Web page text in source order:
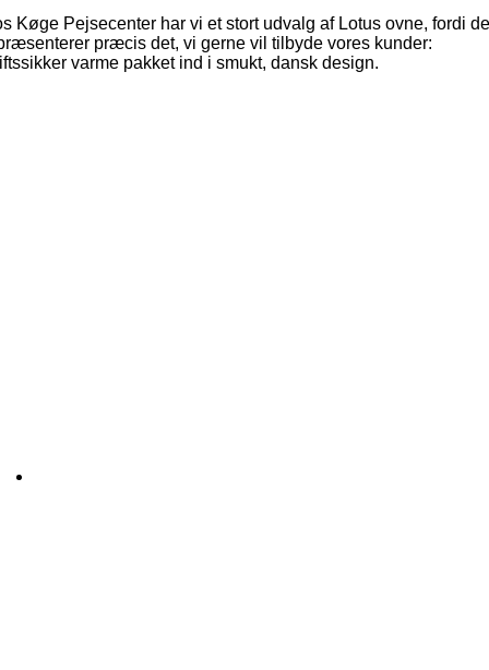
Køge Pejsecenter har vi et stort udvalg af Lotus ovne, fordi de
præcis det, vi gerne vil tilbyde vores kunder:
varme pakket ind i smukt, dansk design.